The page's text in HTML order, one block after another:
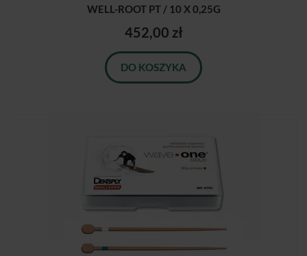
WELL-ROOT PT / 10 X 0,25G
452,00 zł
DO KOSZYKA